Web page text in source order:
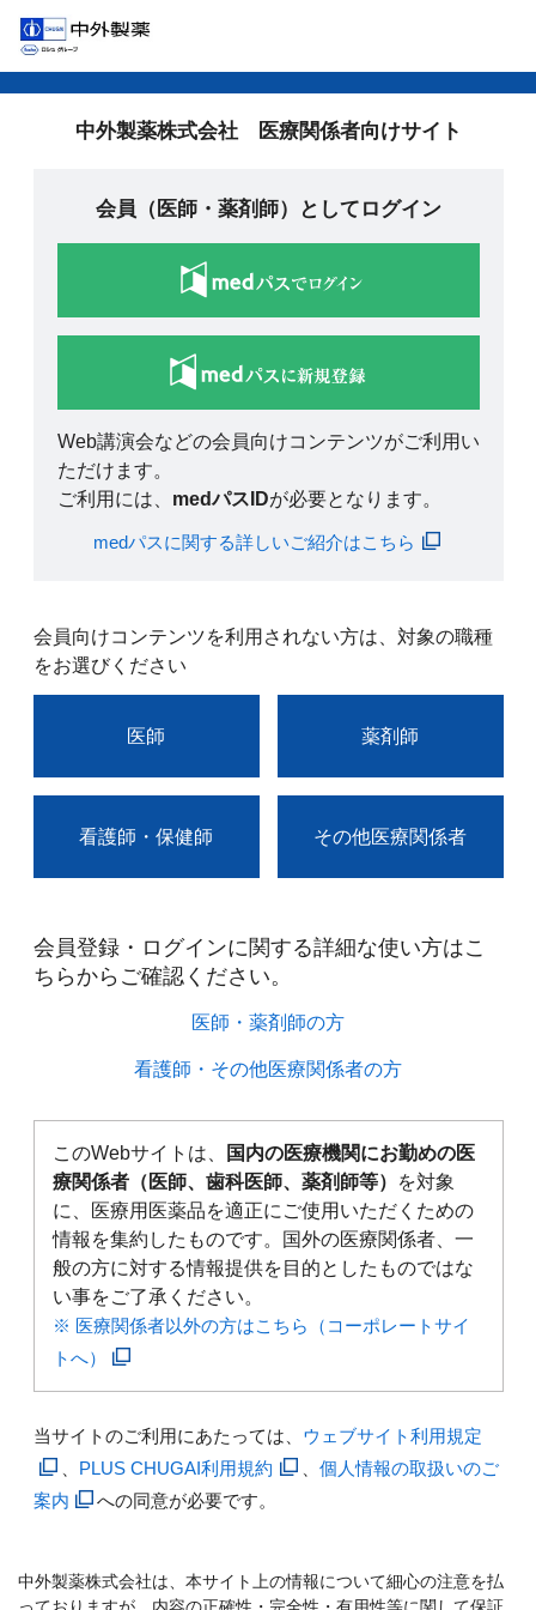
中外製薬株式会社 医療関係者向けサイト
会員（医師・薬剤師）としてログイン
Web講演会などの会員向けコンテンツがご利用い
ただけます。
ご利用には、 medパスIDが必要となります。
medパスに関する詳しいご紹介はこちら
会員向けコンテンツを利用されない方は、対象の職種
をお選びください
医師 薬剤師
看護師・保健師 その他医療関係者
会員登録・ログインに関する詳細な使い方はこ
ちらからご確認ください。​
医師・薬剤師の方​
看護師・その他医療関係者の方​
このWebサイトは、
国内の医療機関にお勤めの医
療関係者（医師、歯科医師、薬剤師等）
を対象
に、医療用医薬品を適正にご使用いただくための
情報を集約したものです。国外の医療関係者、一
般の方に対する情報提供を目的としたものではな
い事をご了承ください。
※ 医療関係者以外の方はこちら（コーポレートサイ
トへ）
当サイトのご利用にあたっては、 ウェブサイト利用規定
PLUS CHUGAI利用規約
個人情報の取扱いのご
案内
への同意が必要です。
中外製薬株式会社は、本サイト上の情報について細心の注意を払
っておりますが、内容の正確性・完全性・有用性等に関して保証